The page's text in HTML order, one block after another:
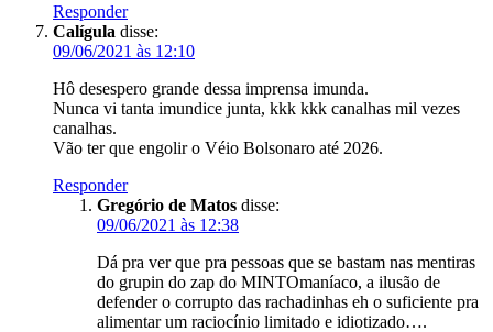
Responder
Calígula disse:
09/06/2021 às 12:10
Hô desespero grande dessa imprensa imunda.
Nunca vi tanta imundice junta, kkk kkk canalhas mil vezes
canalhas.
Vão ter que engolir o Véio Bolsonaro até 2026.
Responder
Gregório de Matos disse:
09/06/2021 às 12:38
Dá pra ver que pra pessoas que se bastam nas mentiras
do grupin do zap do MINTOmaníaco, a ilusão de
defender o corrupto das rachadinhas eh o suficiente pra
alimentar um raciocínio limitado e idiotizado….